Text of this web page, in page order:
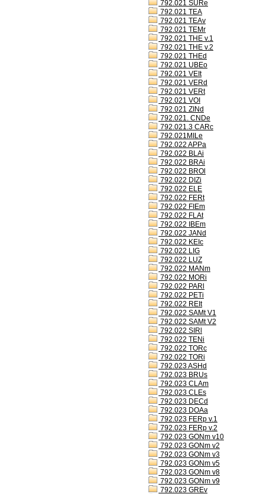
792.021 SURe
792.021 TEA
792.021 TEAv
792.021 TEMr
792.021 THE v.1
792.021 THE v.2
792.021 THEd
792.021 UBEo
792.021 VEIt
792.021 VERd
792.021 VERt
792.021 VOI
792.021 ZINd
792.021. CNDe
792.021.3 CARc
792.021MILe
792.022 APPa
792.022 BLAi
792.022 BRAi
792.022 BROl
792.022 DIZi
792.022 ELE
792.022 FERt
792.022 FIEm
792.022 FLAt
792.022 IBEm
792.022 JANd
792.022 KEIc
792.022 LIG
792.022 LUZ
792.022 MANm
792.022 MORi
792.022 PARl
792.022 PETi
792.022 REIt
792.022 SAMt V1
792.022 SAMt V2
792.022 SIRl
792.022 TENi
792.022 TORc
792.022 TORi
792.023 ASHd
792.023 BRUs
792.023 CLAm
792.023 CLEs
792.023 DECd
792.023 DOAa
792.023 FERp v.1
792.023 FERp v.2
792.023 GONm v10
792.023 GONm v2
792.023 GONm v3
792.023 GONm v5
792.023 GONm v8
792.023 GONm v9
792.023 GREv